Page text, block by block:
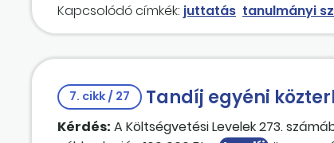
Kapcsolódó címkék: juttatás tanulmányi
7. cikk / 27 Tandíj egyéni
Kérdés: A Költségvetési Levelek 273.